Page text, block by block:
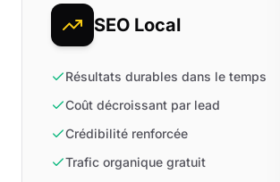
SEO Local
Résultats durables dans le temps
Coût décroissant par lead
Crédibilité renforcée
Trafic organique gratuit